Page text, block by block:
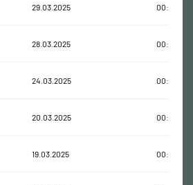
29.03.2025 00:08:24
28.03.2025 00:46:50
24.03.2025 00:51:10
20.03.2025 00:51:47
19.03.2025 00:10:51